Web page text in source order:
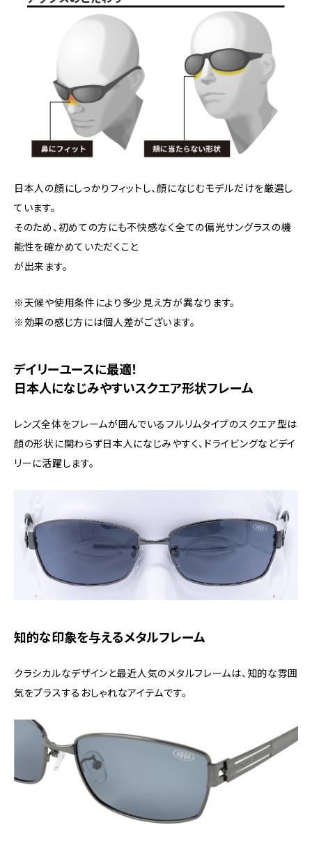
日本人の顔にしっかりフィットし、顔になじむモデルだけを厳選し
ています。
そのため、初めての方にも不快感なく全ての偏光サングラスの機
能性を確かめていただくこと
が出来ます。
※天候や使用条件により多少見え方が異なります。
※効果の感じ方には個人差がございます。
デイリーユースに最適！
日本人になじみやすいスクエア形状フレーム
レンズ全体をフレームが囲んでいるフルリムタイプのスクエア型は
顔の形状に関わらず日本人になじみやすく、ドライビングなどデイ
リーに活躍します。
知的な印象を与えるメタルフレーム
クラシカルなデザインと最近人気のメタルフレームは、知的な雰囲
気をプラスするおしゃれなアイテムです。